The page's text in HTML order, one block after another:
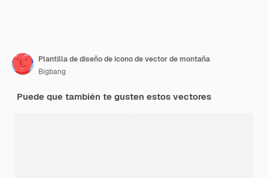
Plantilla de diseño de icono de vector de montaña
Bigbang
Puede que también te gusten estos vectores